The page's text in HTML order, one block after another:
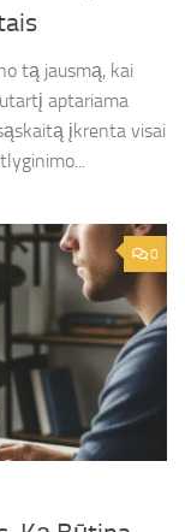
tą jausmą, kai
aptariama
įkrenta visai
0